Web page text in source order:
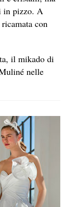
in pizzo. A
con
il mikado di
nelle